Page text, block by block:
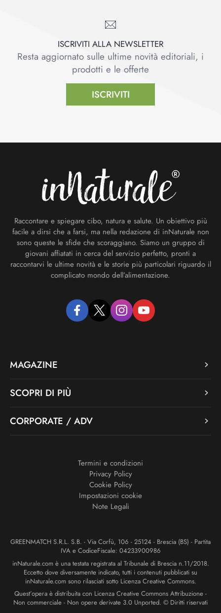
ISCRIVITI ALLA NEWSLETTER
Resta aggiornato sulle ultime novità editoriali, i
prodotti e le offerte
ISCRIVITI
Raccontare e spiegare cibo, natura e salute. Un obiettivo più
facile a dirsi che a farsi, ma nella redazione di inNaturale non
sono queste le sfide che scoraggiano. Siamo un gruppo di
giovani affiatati in cerca del servizio perfetto, pronti a
raccontarvi le ultime novità e le storie più particolari riguardo il
complicato mondo dell’alimentazione.
facebooktwitter instagramyoutube
MAGAZINE
SCOPRI DI PIÙ
CORPORATE / ADV
Termini e condizioni
Privacy Policy
Cookie Policy
Impostazioni cookie
Note Legali
GREENMATCH S.R.L. S.B. - Via Corfù, 106 - 25124 - Brescia (BS) - Partita
IVA e CodiceFiscale: 04233900986
inNaturale.com è una testata registrata al Tribunale di Brescia n.11/2018.
Eccetto dove diversamente indicato, tutti i contenuti pubblicati su
inNaturale.com sono rilasciati sotto Licenza Creative Commons.
Quest’opera è distribuita con Licenza Creative Commons Attribuzione -
Non commerciale - Non opere derivate 3.0 Unported. © Diritti riservati